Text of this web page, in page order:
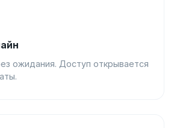
ожидания. Доступ открывается